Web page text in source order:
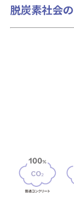
脱炭素社会